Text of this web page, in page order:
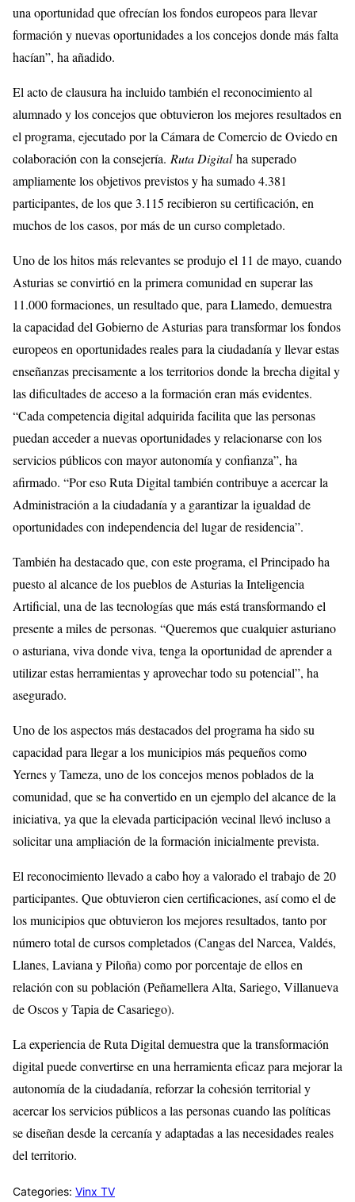
una oportunidad que ofrecían los fondos europeos para llevar
formación y nuevas oportunidades a los concejos donde más falta
hacían”, ha añadido.
El acto de clausura ha incluido también el reconocimiento al
alumnado y los concejos que obtuvieron los mejores resultados en
el programa, ejecutado por la Cámara de Comercio de Oviedo en
colaboración con la consejería. Ruta Digitalha superado
ampliamente los objetivos previstos y ha sumado 4.381
participantes, de los que 3.115 recibieron su certificación, en
muchos de los casos, por más de un curso completado.
Uno de los hitos más relevantes se produjo el 11 de mayo, cuando
Asturias se convirtió en la primera comunidad en superar las
11.000 formaciones, un resultado que, para Llamedo, demuestra
la capacidad del Gobierno de Asturias para transformar los fondos
europeos en oportunidades reales para la ciudadanía y llevar estas
enseñanzas precisamente a los territorios donde la brecha digital y
las dificultades de acceso a la formación eran más evidentes.
“Cada competencia digital adquirida facilita que las personas
puedan acceder a nuevas oportunidades y relacionarse con los
servicios públicos con mayor autonomía y confianza”, ha
afirmado. “Por eso Ruta Digital también contribuye a acercar la
Administración a la ciudadanía y a garantizar la igualdad de
oportunidades con independencia del lugar de residencia”.
También ha destacado que, con este programa, el Principado ha
puesto al alcance de los pueblos de Asturias la Inteligencia
Artificial, una de las tecnologías que más está transformando el
presente a miles de personas. “Queremos que cualquier asturiano
o asturiana, viva donde viva, tenga la oportunidad de aprender a
utilizar estas herramientas y aprovechar todo su potencial”, ha
asegurado.
Uno de los aspectos más destacados del programa ha sido su
capacidad para llegar a los municipios más pequeños como
Yernes y Tameza, uno de los concejos menos poblados de la
comunidad, que se ha convertido en un ejemplo del alcance de la
iniciativa, ya que la elevada participación vecinal llevó incluso a
solicitar una ampliación de la formación inicialmente prevista.
El reconocimiento llevado a cabo hoy a valorado el trabajo de 20
participantes. Que obtuvieron cien certificaciones, así como el de
los municipios que obtuvieron los mejores resultados, tanto por
número total de cursos completados (Cangas del Narcea, Valdés,
Llanes, Laviana y Piloña) como por porcentaje de ellos en
relación con su población (Peñamellera Alta, Sariego, Villanueva
de Oscos y Tapia de Casariego).
La experiencia de Ruta Digital demuestra que la transformación
digital puede convertirse en una herramienta eficaz para mejorar la
autonomía de la ciudadanía, reforzar la cohesión territorial y
acercar los servicios públicos a las personas cuando las políticas
se diseñan desde la cercanía y adaptadas a las necesidades reales
del territorio.
Categories: Vinx TV